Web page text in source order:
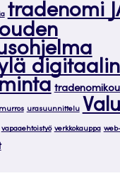
tradenomi
urasuunnittelu
vapaaehtoistyö verkkokauppa